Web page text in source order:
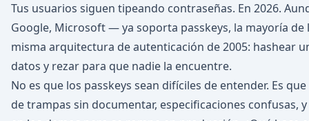
Tus usuarios siguen tipeando contraseñas. En 2026.
Google, Microsoft — ya soporta passkeys, la mayoría de
misma arquitectura de autenticación de 2005: hashear
datos y rezar para que nadie la encuentre.
No es que los passkeys sean difíciles de entender. Es
de trampas sin documentar, especificaciones confusas,